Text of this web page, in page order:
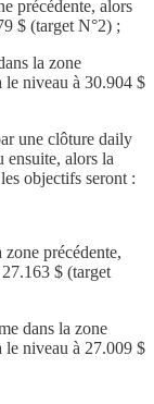
précédente, alors
$ (target N°2) ;
la zone
le niveau à 30.904 $
une clôture daily
ensuite, alors la
objectifs seront :
précédente,
$ (target
dans la zone
le niveau à 27.009 $